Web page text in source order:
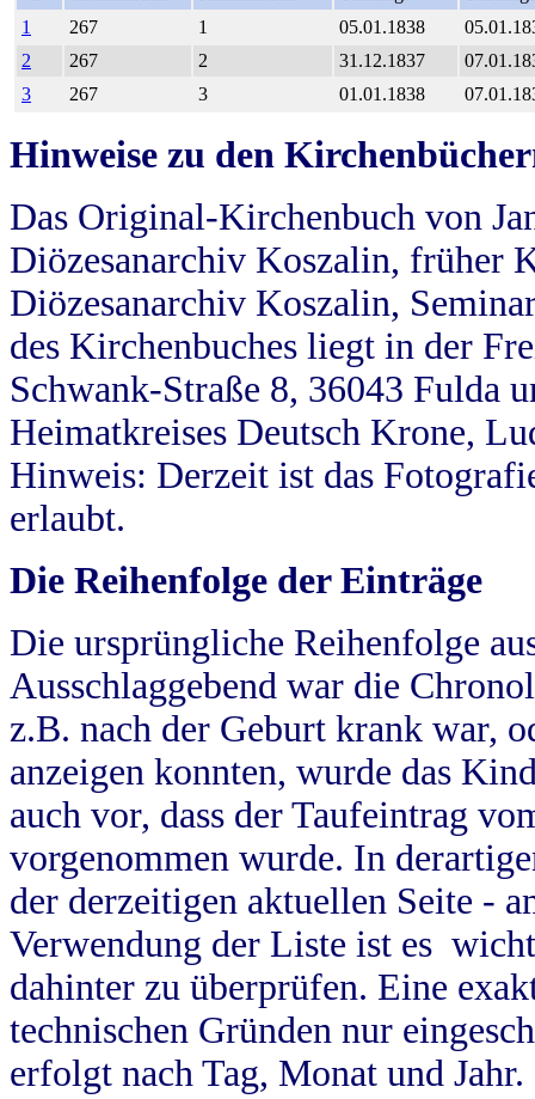
1
267 1 05.01.1838
2
267 2 31.12.1837
3
267 3 01.01.1838
Hinweise zu den
Das Original-Kirchenbuch von
Diözesanarchiv Koszalin, früher
Diözesanarchiv Koszalin,
des Kirchenbuches liegt in der
Schwank-Straße 8, 36043 Fulda
Heimatkreises Deutsch Krone,
Hinweis: Derzeit ist das
erlaubt.
Die Reihenfolge der Einträge
Die ursprüngliche Reihenfolge
Ausschlaggebend war die
z.B. nach der Geburt krank war,
anzeigen konnten, wurde das
auch vor, dass der Taufeintrag
vorgenommen wurde. In
der derzeitigen aktuellen Seite -
Verwendung der Liste ist es
dahinter zu überprüfen. Eine
technischen Gründen nur
erfolgt nach Tag, Monat und Jahr.